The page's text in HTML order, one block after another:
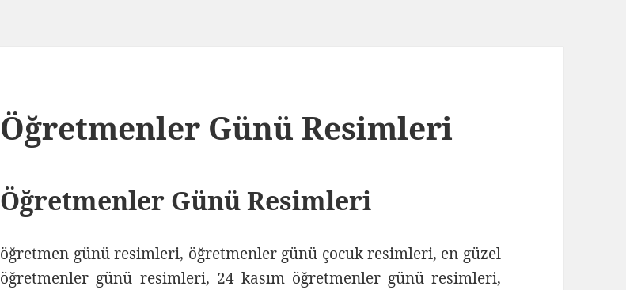
Öğretmenler Günü Resimleri
Öğretmenler Günü Resimleri
öğretmen günü resimleri, öğretmenler günü çocuk resimleri, en güzel
öğretmenler günü resimleri, 24 kasım öğretmenler günü resimleri,